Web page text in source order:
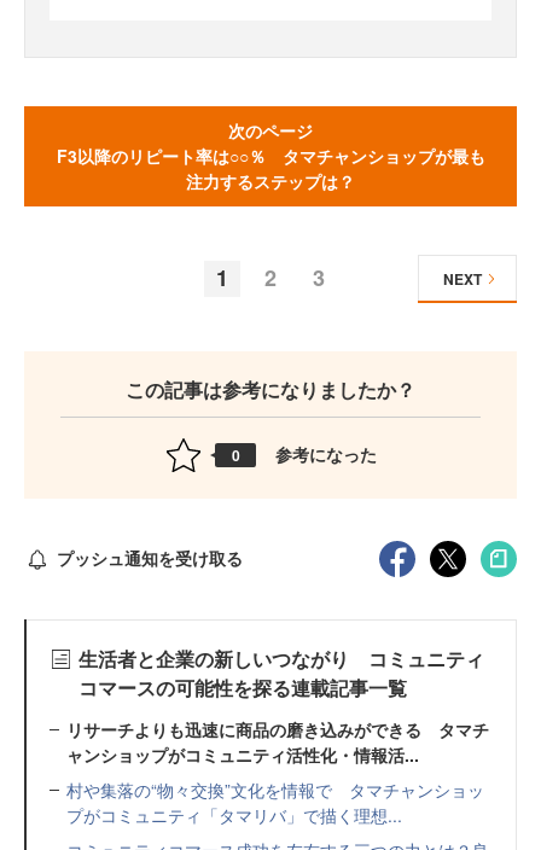
次のページ
F3以降のリピート率は○○％ タマチャンショップが最も
注力するステップは？
1 2 3 NEXT
この記事は参考になりましたか？
0 参考になった
プッシュ通知を受け取る
生活者と企業の新しいつながり コミュニティ
コマースの可能性を探る連載記事一覧
リサーチよりも迅速に商品の磨き込みができる タマチ
ャンショップがコミュニティ活性化・情報活...
村や集落の“物々交換”文化を情報で タマチャンショッ
プがコミュニティ「タマリバ」で描く理想...